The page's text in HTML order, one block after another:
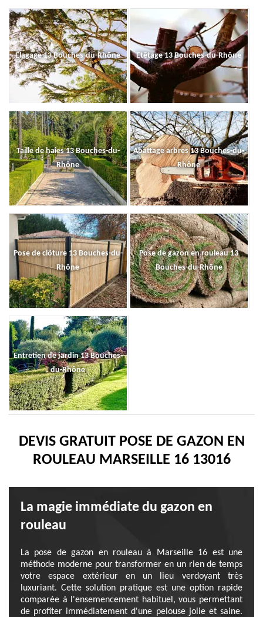
Elagage 13 Bouches-du-Rhône Etêtage 13 Bouches-du-Rhône
Taille de haies 13 Bouches-du-
Rhône
Abattage arbres 13 Bouches-du-
Rhône
Pose de clôture 13 Bouches-du-
Rhône
Pose de gazon en rouleau 13
Bouches-du-Rhône
Entretien de jardin 13 Bouches-
du-Rhône
DEVIS GRATUIT POSE DE GAZON EN
ROULEAU MARSEILLE 16 13016
La magie immédiate du gazon en
rouleau
La pose de gazon en rouleau à Marseille 16 est une
méthode moderne pour transformer en un rien de temps
votre espace extérieur en un lieu verdoyant très
luxuriant. Cette solution pratique est une option rapide
comparée à l'ensemencement habituel, vous permettant
de profiter immédiatement d'une pelouse jolie et saine.